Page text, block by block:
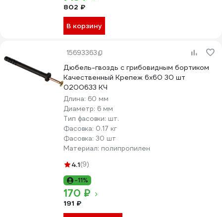
802 ₽
В корзину
15693363
Дюбель-гвоздь с грибовидным бортиком
Качественный Крепеж 6х60 30 шт
0200633 КЧ
Длина: 60 мм
Диаметр: 6 мм
Тип фасовки: шт.
Фасовка: 0.17 кг
Фасовка: 30 шт
Материал: полипропилен
4.1(9)
-11%
170 ₽
191 ₽